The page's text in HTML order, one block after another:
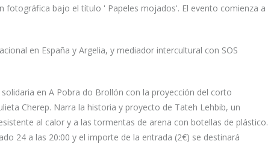
fotográfica bajo el título ' Papeles mojados'. El evento comienza a
en España y Argelia, y mediador intercultural con SOS
en A Pobra do Brollón con la proyección del corto
Cherep. Narra la historia y proyecto de Tateh Lehbib, un
al calor y a las tormentas de arena con botellas de plástico.
24 a las 20:00 y el importe de la entrada (2€) se destinará